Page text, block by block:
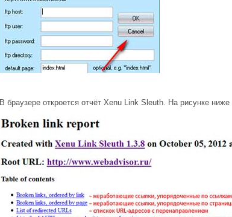
В браузере откроется отчёт Xenu Link Sleuth. На рисунке